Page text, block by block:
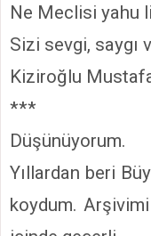
Ne Meclisi yahu
Sizi sevgi, saygı
Kiziroğlu
***
Düşünüyorum.
Yıllardan beri
koydum.